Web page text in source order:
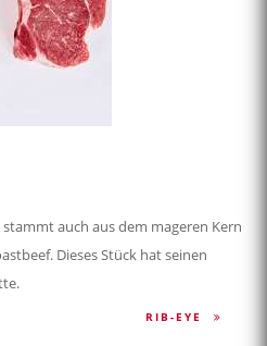
stammt auch aus dem mageren Kern
Dieses Stück hat seinen
RIB-EYE